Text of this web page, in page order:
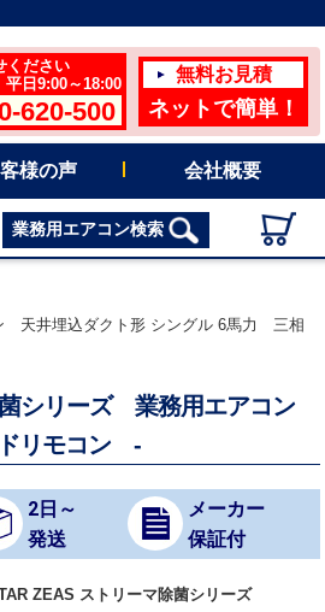
ください
日9:00～18:00
620-500
無料お見積
ネットで簡単！
様の声 会社概要
業務用エアコン検索
天井埋込ダクト形 シングル 6馬力 三相
シリーズ 業務用エアコン
リモコン -
2日～
発送
メーカー
保証付
ZEAS ストリーマ除菌シリーズ